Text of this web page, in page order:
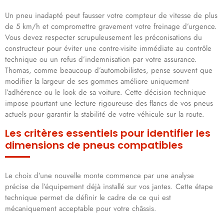
Un pneu inadapté peut fausser votre compteur de vitesse de plus
de 5 km/h et compromettre gravement votre freinage d’urgence.
Vous devez respecter scrupuleusement les préconisations du
constructeur pour éviter une contre-visite immédiate au contrôle
technique ou un refus d’indemnisation par votre assurance.
Thomas, comme beaucoup d’automobilistes, pense souvent que
modifier la largeur de ses gommes améliore uniquement
l’adhérence ou le look de sa voiture. Cette décision technique
impose pourtant une lecture rigoureuse des flancs de vos pneus
actuels pour garantir la stabilité de votre véhicule sur la route.
Les critères essentiels pour identifier les
dimensions de pneus compatibles
Le choix d’une nouvelle monte commence par une analyse
précise de l’équipement déjà installé sur vos jantes. Cette étape
technique permet de définir le cadre de ce qui est
mécaniquement acceptable pour votre châssis.